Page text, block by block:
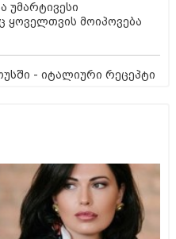
უმარტივესი
ყოველთვის მოიპოვება
- იტალიური რეცეპტი